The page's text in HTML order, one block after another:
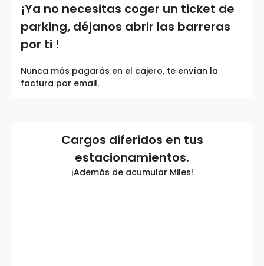
¡Ya no necesitas coger un ticket de
parking, déjanos abrir las barreras
por ti !
Nunca más pagarás en el cajero, te envían la
factura por email.
Cargos diferidos en tus
estacionamientos.
¡Además de acumular Miles!